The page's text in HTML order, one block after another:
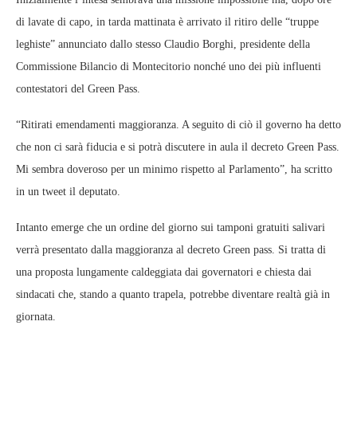
di lavate di capo, in tarda mattinata è arrivato il ritiro delle “truppe
leghiste” annunciato dallo stesso Claudio Borghi, presidente della
Commissione Bilancio di Montecitorio nonché uno dei più influenti
contestatori del Green Pass.
“Ritirati emendamenti maggioranza. A seguito di ciò il governo ha detto
che non ci sarà fiducia e si potrà discutere in aula il decreto Green Pass.
Mi sembra doveroso per un minimo rispetto al Parlamento”, ha scritto
in un tweet il deputato.
Intanto emerge che un ordine del giorno sui tamponi gratuiti salivari
verrà presentato dalla maggioranza al decreto Green pass. Si tratta di
una proposta lungamente caldeggiata dai governatori e chiesta dai
sindacati che, stando a quanto trapela, potrebbe diventare realtà già in
giornata.